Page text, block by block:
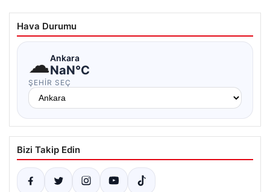
Hava Durumu
☁Ankara
NaN°C
ŞEHIR SEÇ
Bizi Takip Edin